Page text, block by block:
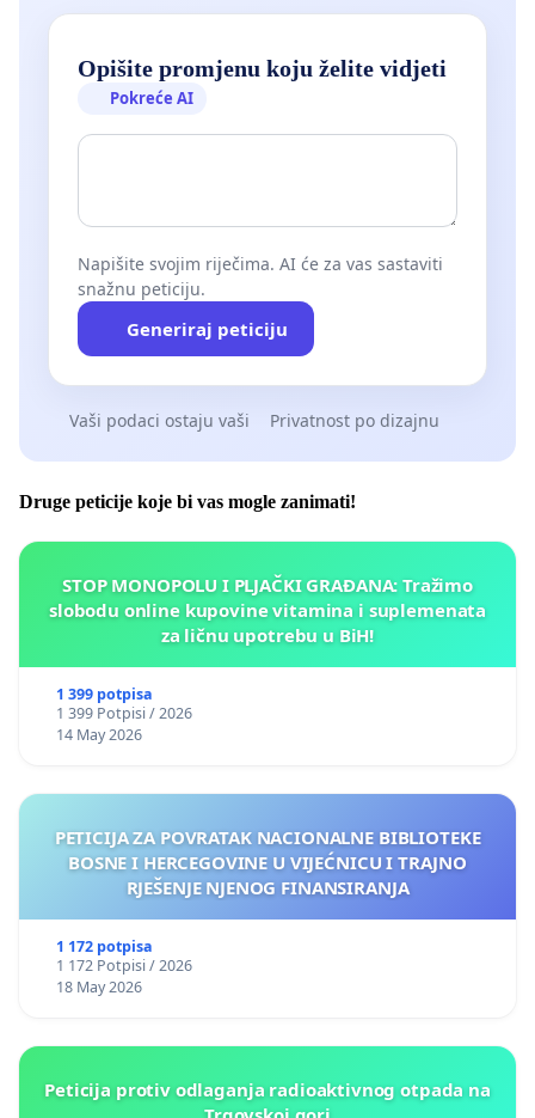
Opišite promjenu koju želite vidjeti
Pokreće AI
Napišite svojim riječima. AI će za vas sastaviti
snažnu peticiju.
Generiraj peticiju
Vaši podaci ostaju vaši Privatnost po dizajnu
Druge peticije koje bi vas mogle zanimati!
STOP MONOPOLU I PLJAČKI GRAĐANA: Tražimo
slobodu online kupovine vitamina i suplemenata
za ličnu upotrebu u BiH!
1 399 potpisa
1 399 Potpisi / 2026
14 May 2026
PETICIJA ZA POVRATAK NACIONALNE BIBLIOTEKE
BOSNE I HERCEGOVINE U VIJEĆNICU I TRAJNO
RJEŠENJE NJENOG FINANSIRANJA
1 172 potpisa
1 172 Potpisi / 2026
18 May 2026
Peticija protiv odlaganja radioaktivnog otpada na